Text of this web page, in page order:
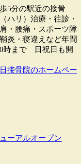
5分の駅近の接骨
ハリ）治療・往診・
・腰痛・スポーツ障
炎・寝違えなど年間
時まで 日祝日も開
ーアルオープン